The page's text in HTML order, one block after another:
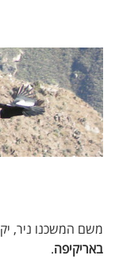
משם המשכנו ניר,
באריקיפה.